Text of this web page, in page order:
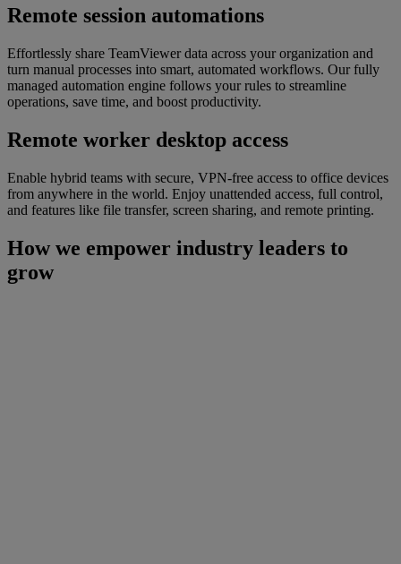
Remote session automations
Effortlessly share TeamViewer data across your organization and
turn manual processes into smart, automated workflows. Our fully
managed automation engine follows your rules to streamline
operations, save time, and boost productivity.
Remote worker desktop access
Enable hybrid teams with secure, VPN-free access to office devices
from anywhere in the world. Enjoy unattended access, full control,
and features like file transfer, screen sharing, and remote printing.
How we empower industry leaders to
grow